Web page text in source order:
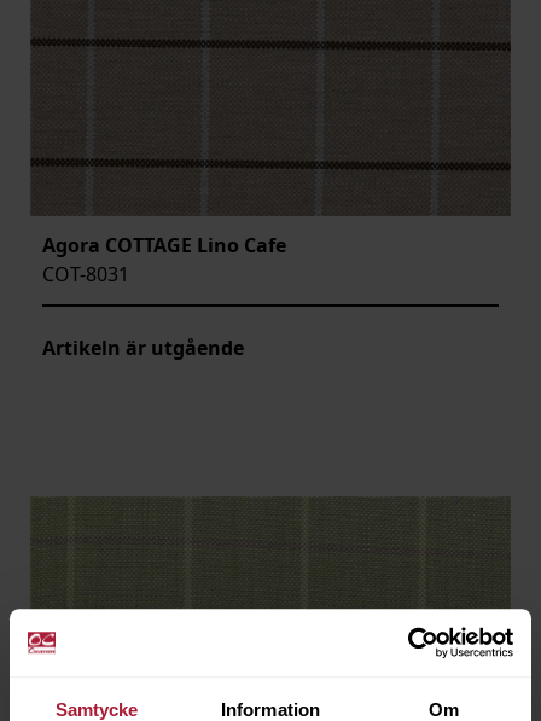
Samtycke Information Om
Agora COTTAGE Lino Cafe
COT-8031
Artikeln är utgående